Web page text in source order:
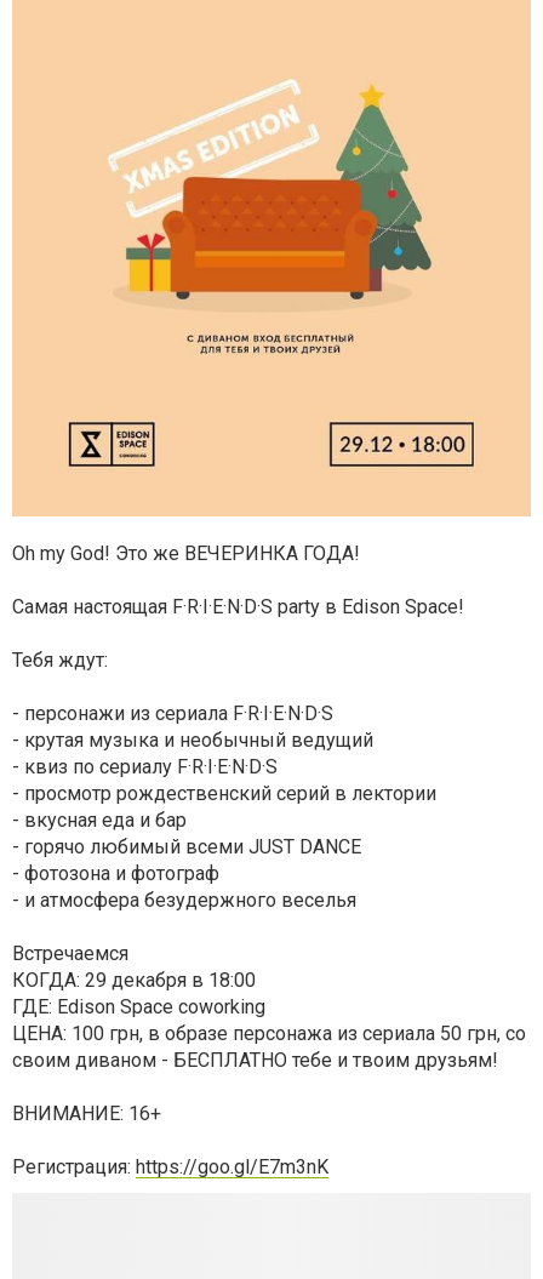
Oh my God! Это же ВЕЧЕРИНКА ГОДА!
Самая настоящая F·R·I·E·N·D·S party в Edison Space!
Тебя ждут:
- персонажи из сериала F·R·I·E·N·D·S
- крутая музыка и необычный ведущий
- квиз по сериалу F·R·I·E·N·D·S
- просмотр рождественский серий в лектории
- вкусная еда и бар
- горячо любимый всеми JUST DANCE
- фотозона и фотограф
- и атмосфера безудержного веселья
Встречаемся
КОГДА: 29 декабря в 18:00
ГДЕ: Edison Space coworking
ЦЕНА: 100 грн, в образе персонажа из сериала 50 грн, со
своим диваном - БЕСПЛАТНО тебе и твоим друзьям!
ВНИМАНИЕ: 16+
Регистрация: https://goo.gl/E7m3nK